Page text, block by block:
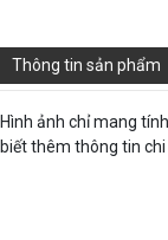
Thông tin sản phẩm
Hình ảnh chỉ mang
biết thêm thông tin chi